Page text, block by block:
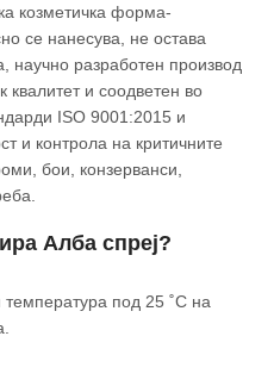
козметичка форма-
се нанесува, не остава
научно разработен производ
квалитет и соодветен во
ISO 9001:2015 и
и контрола на критичните
бои, конзерванси,
Алба спреј?
под 25 ˚С на